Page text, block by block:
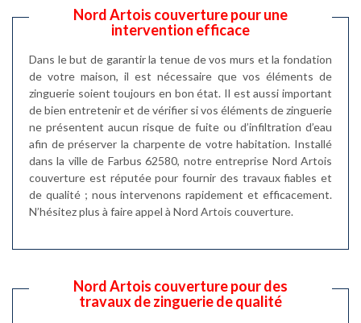
Nord Artois couverture pour une
intervention efficace
Dans le but de garantir la tenue de vos murs et la fondation
de votre maison, il est nécessaire que vos éléments de
zinguerie soient toujours en bon état. Il est aussi important
de bien entretenir et de vérifier si vos éléments de zinguerie
ne présentent aucun risque de fuite ou d’infiltration d’eau
afin de préserver la charpente de votre habitation. Installé
dans la ville de Farbus 62580, notre entreprise Nord Artois
couverture est réputée pour fournir des travaux fiables et
de qualité ; nous intervenons rapidement et efficacement.
N’hésitez plus à faire appel à Nord Artois couverture.
Nord Artois couverture pour des
travaux de zinguerie de qualité